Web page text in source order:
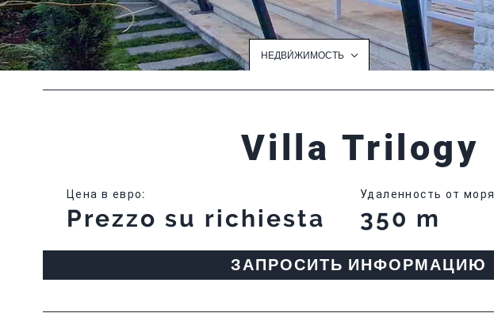
НЕДВИ́ЖИМОСТЬ
Villa Trilogy
Цена в евро:
Prezzo su richiesta
Удаленность от моря
350 m
ЗАПРОСИТЬ ИНФОРМАЦИЮ